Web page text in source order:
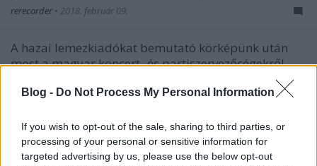
Blog - Do Not Process My Personal Information
If you wish to opt-out of the sale, sharing to third parties, or
processing of your personal or sensitive information for
targeted advertising by us, please use the below opt-out
rerecorder • 2018. február 09.
A hazai lemezkiadókat bemutató körképünk után
most a magyar koncert- és partiszervezőcégekről,
promóterekről készítünk pillanatképet. „A dolgok
állása” a koncert- és partiszakma felől nézve – íme, a